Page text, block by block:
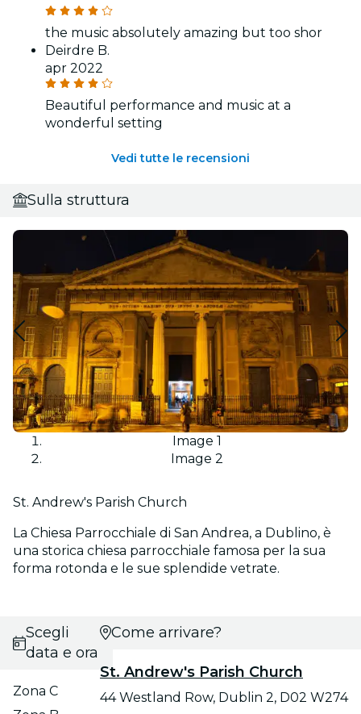
the music absolutely amazing but too shor
Deirdre B.
apr 2022
Beautiful performance and music at a
wonderful setting
Vedi tutte le recensioni
Sulla struttura
Image 1
Image 2
St. Andrew's Parish Church
La Chiesa Parrocchiale di San Andrea, a Dublino, è
una storica chiesa parrocchiale famosa per la sua
forma rotonda e le sue splendide vetrate.
Scegli
data e ora
Zona C
Come arrivare?
St. Andrew's Parish Church
44 Westland Row, Dublin 2, D02 W274